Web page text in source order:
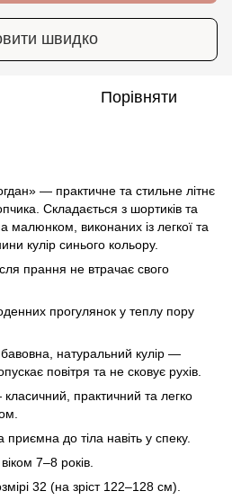
швидко
Порівняти
— практичне та стильне літнє
Складається з шортиків та
малюнком, виконаних із легкої та
кулір синього кольору.
прання не втрачає свого
прогулянок у теплу пору
натуральний кулір —
повітря та не сковує рухів.
практичний та легко
до тіла навіть у спеку.
7–8 років.
32 (на зріст 122–128 см).